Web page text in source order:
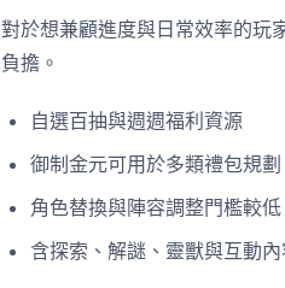
對於想兼顧進度與日常效率的玩
負擔。
自選百抽與週週福利資源
御制金元可用於多類禮包規劃
角色替換與陣容調整門檻較低
含探索、解謎、靈獸與互動內